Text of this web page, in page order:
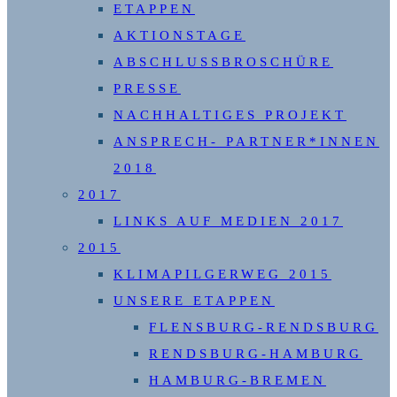
ETAPPEN
AKTIONSTAGE
ABSCHLUSSBROSCHÜRE
PRESSE
NACHHALTIGES PROJEKT
ANSPRECH- PARTNER*INNEN
2018
2017
LINKS AUF MEDIEN 2017
2015
KLIMAPILGERWEG 2015
UNSERE ETAPPEN
FLENSBURG-RENDSBURG
RENDSBURG-HAMBURG
HAMBURG-BREMEN